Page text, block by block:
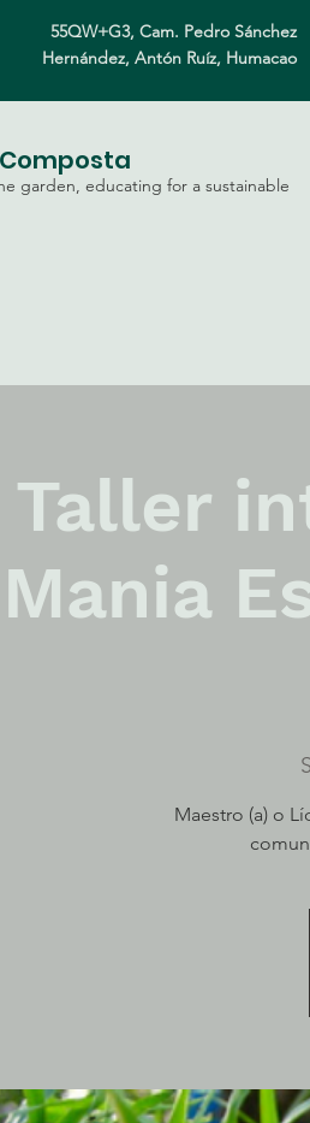
55QW+G3, Cam. Pedro Sánchez
Hernández, Antón Ruíz, Humacao
garden, educating for a sustainable
Taller
Mania
Maestro (a) o